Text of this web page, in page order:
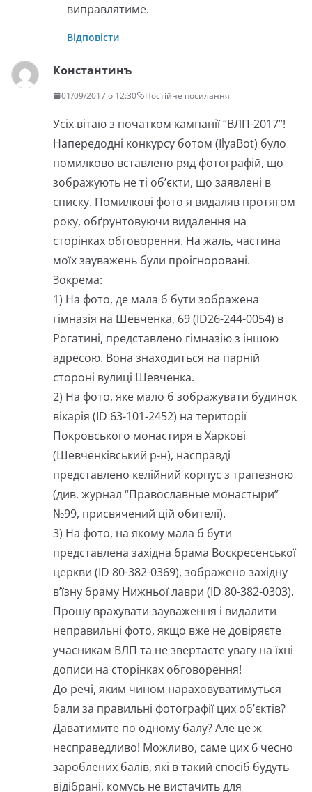
виправлятиме.
Відповісти
Константинъ
01/09/2017 о 12:30 Постійне посилання
Усіх вітаю з початком кампанії “ВЛП-2017”!
Напередодні конкурсу ботом (IlyaBot) було
помилково вставлено ряд фотографій, що
зображують не ті об’єкти, що заявлені в
списку. Помилкові фото я видаляв протягом
року, обґрунтовуючи видалення на
сторінках обговорення. На жаль, частина
моїх зауважень були проігноровані.
Зокрема:
1) На фото, де мала б бути зображена
гімназія на Шевченка, 69 (ID26-244-0054) в
Рогатині, представлено гімназію з іншою
адресою. Вона знаходиться на парній
стороні вулиці Шевченка.
2) На фото, яке мало б зображувати будинок
вікарія (ID 63-101-2452) на території
Покровського монастиря в Харкові
(Шевченківський р-н), насправді
представлено келійний корпус з трапезною
(див. журнал “Православные монастыри”
№99, присвячений цій обителі).
3) На фото, на якому мала б бути
представлена західна брама Воскресенської
церкви (ID 80-382-0369), зображено західну
в’їзну браму Нижньої лаври (ID 80-382-0303).
Прошу врахувати зауваження і видалити
неправильні фото, якщо вже не довіряєте
учасникам ВЛП та не звертаєте увагу на їхні
дописи на сторінках обговорення!
До речі, яким чином нараховуватимуться
бали за правильні фотографії цих об’єктів?
Даватимите по одному балу? Але це ж
несправедливо! Можливо, саме цих 6 чесно
зароблених балів, які в такий спосіб будуть
відібрані, комусь не вистачить для